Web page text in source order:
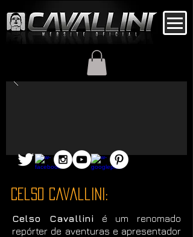
Celso Cavallini:
Celso Cavallini é um renomado
repórter de aventuras e apresentador